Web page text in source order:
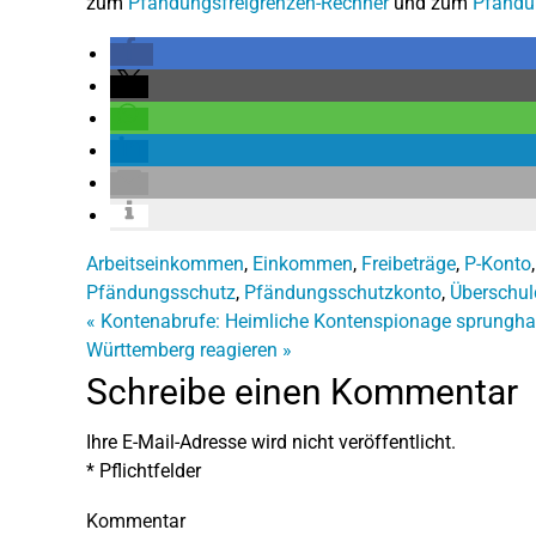
Arbeitseinkommen, Einkommen, Freibeträge, P-Konto
Pfändungsschutz, Pfändungsschutzkonto,
« Kontenabrufe: Heimliche Kontenspionage
Württemberg reagieren »
Schreibe einen Kommentar
Ihre E-Mail-Adresse wird nicht veröffentlicht.
* Pflichtfelder
Kommentar